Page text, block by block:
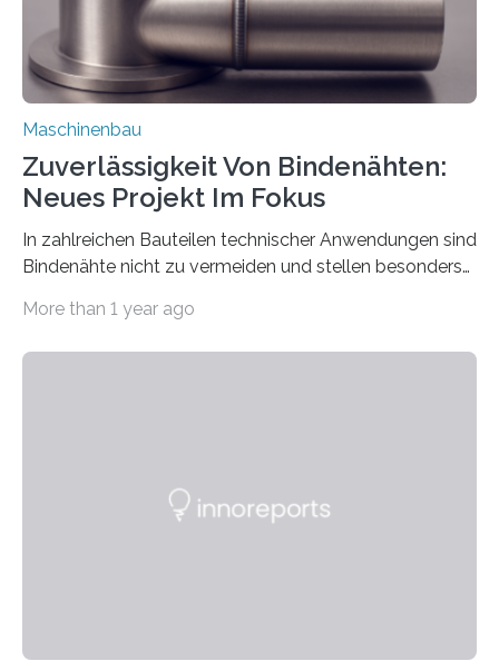
Maschinenbau
Zuverlässigkeit Von Bindenähten:
Neues Projekt Im Fokus
In zahlreichen Bauteilen technischer Anwendungen sind
Bindenähte nicht zu vermeiden und stellen besonders
Matrixmaterials eine große Herausforderung dar.
Durch den verstärkten Einsatz von Rezyklaten
More than 1 year ago